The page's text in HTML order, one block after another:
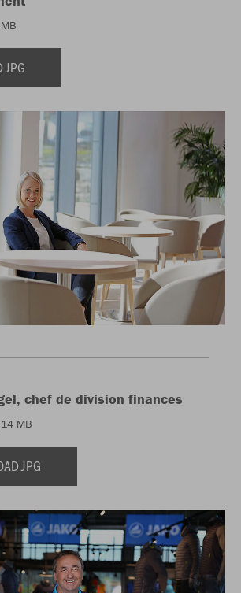
JPG
chef de division finances
MB
JPG